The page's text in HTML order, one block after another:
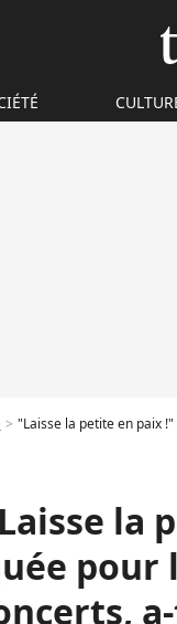
"Laisse la petite en paix !" :
la
pour